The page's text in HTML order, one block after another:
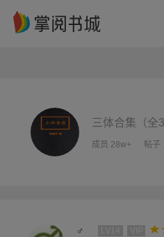
三体合集（全3
成员 28w+ 帖子
♂